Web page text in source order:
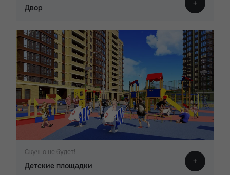
Двор
Скучно не будет!
Детские площадки